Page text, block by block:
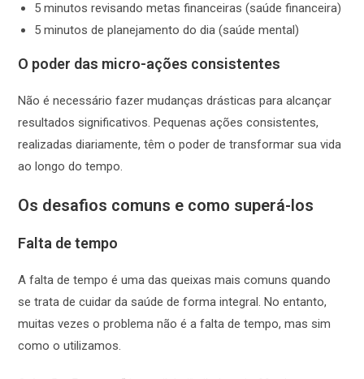
5 minutos revisando metas financeiras (saúde financeira)
5 minutos de planejamento do dia (saúde mental)
O poder das micro-ações consistentes
Não é necessário fazer mudanças drásticas para alcançar
resultados significativos. Pequenas ações consistentes,
realizadas diariamente, têm o poder de transformar sua vida
ao longo do tempo.
Os desafios comuns e como superá-los
Falta de tempo
A falta de tempo é uma das queixas mais comuns quando
se trata de cuidar da saúde de forma integral. No entanto,
muitas vezes o problema não é a falta de tempo, mas sim
como o utilizamos.